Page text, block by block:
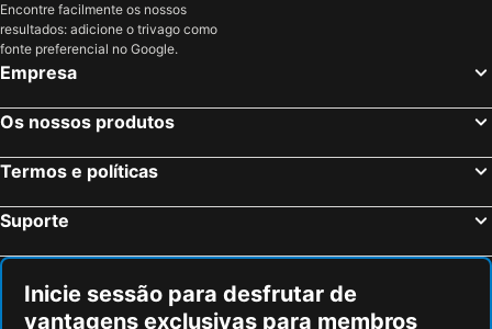
Encontre facilmente os nossos
resultados: adicione o trivago como
fonte preferencial no Google.
Empresa
Os nossos produtos
Termos e políticas
Suporte
Inicie sessão para desfrutar de
vantagens exclusivas para membros